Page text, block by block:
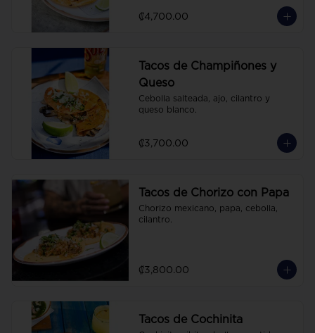
₡4,700.00
Tacos de Champiñones y
Queso
Cebolla salteada, ajo, cilantro y
queso blanco.
₡3,700.00
Tacos de Chorizo con Papa
Chorizo mexicano, papa, cebolla,
cilantro.
₡3,800.00
Tacos de Cochinita